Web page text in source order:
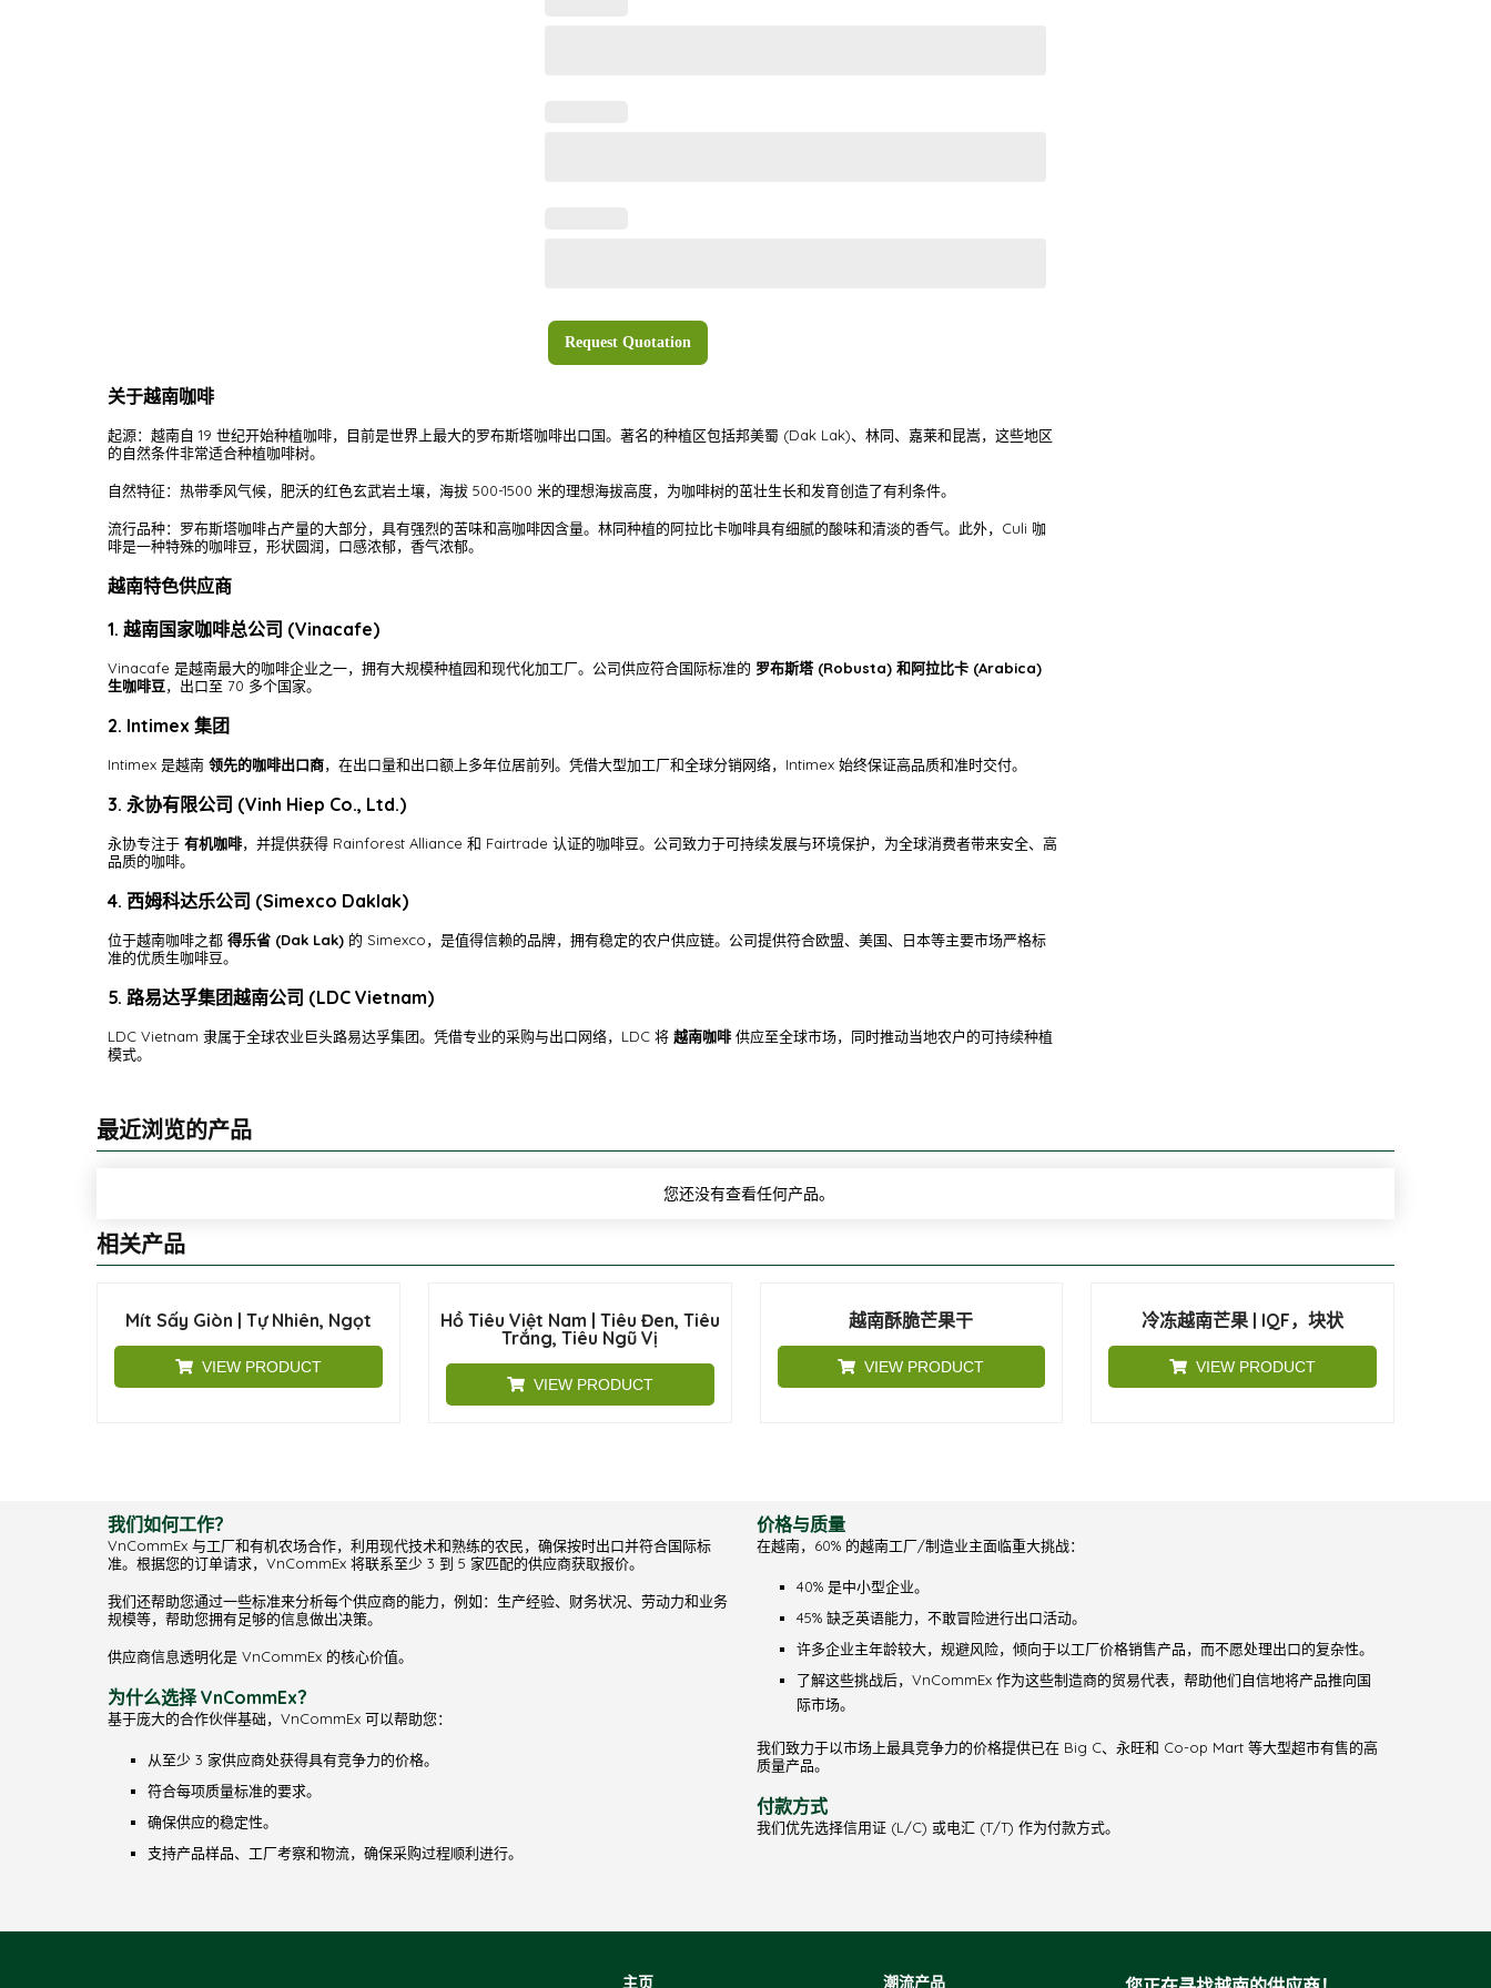
Request Quotation
关于越南咖啡
起源：越南自 19 世纪开始种植咖啡，目前是世界上最大的罗布斯塔咖啡出口国。著名的种植区包括邦美蜀 (Dak Lak)、林同、嘉莱和昆嵩，这些地区
的自然条件非常适合种植咖啡树。
自然特征：热带季风气候，肥沃的红色玄武岩土壤，海拔 500-1500 米的理想海拔高度，为咖啡树的茁壮生长和发育创造了有利条件。
流行品种：罗布斯塔咖啡占产量的大部分，具有强烈的苦味和高咖啡因含量。林同种植的阿拉比卡咖啡具有细腻的酸味和清淡的香气。此外，Culi 咖
啡是一种特殊的咖啡豆，形状圆润，口感浓郁，香气浓郁。
越南特色供应商
1. 越南国家咖啡总公司 (Vinacafe)
Vinacafe 是越南最大的咖啡企业之一，拥有大规模种植园和现代化加工厂。公司供应符合国际标准的 罗布斯塔 (Robusta) 和阿拉比卡 (Arabica)
生咖啡豆，出口至 70 多个国家。
2. Intimex 集团
Intimex 是越南 领先的咖啡出口商，在出口量和出口额上多年位居前列。凭借大型加工厂和全球分销网络，Intimex 始终保证高品质和准时交付。
3. 永协有限公司 (Vinh Hiep Co., Ltd.)
永协专注于 有机咖啡，并提供获得 Rainforest Alliance 和 Fairtrade 认证的咖啡豆。公司致力于可持续发展与环境保护，为全球消费者带来安全、高
品质的咖啡。
4. 西姆科达乐公司 (Simexco Daklak)
位于越南咖啡之都 得乐省 (Dak Lak) 的 Simexco，是值得信赖的品牌，拥有稳定的农户供应链。公司提供符合欧盟、美国、日本等主要市场严格标
准的优质生咖啡豆。
5. 路易达孚集团越南公司 (LDC Vietnam)
LDC Vietnam 隶属于全球农业巨头路易达孚集团。凭借专业的采购与出口网络，LDC 将 越南咖啡 供应至全球市场，同时推动当地农户的可持续种植
模式。
最近浏览的产品
您还没有查看任何产品。
相关产品
Mít Sấy Giòn | Tự Nhiên, Ngọt
VIEW PRODUCT
Hồ Tiêu Việt Nam | Tiêu Đen, Tiêu
Trắng, Tiêu Ngũ Vị
VIEW PRODUCT
越南酥脆芒果干
VIEW PRODUCT
冷冻越南芒果 | IQF，块状
VIEW PRODUCT
我们如何工作？
VnCommEx 与工厂和有机农场合作，利用现代技术和熟练的农民，确保按时出口并符合国际标
准。根据您的订单请求，VnCommEx 将联系至少 3 到 5 家匹配的供应商获取报价。
我们还帮助您通过一些标准来分析每个供应商的能力，例如：生产经验、财务状况、劳动力和业务
规模等，帮助您拥有足够的信息做出决策。
供应商信息透明化是 VnCommEx 的核心价值。
为什么选择 VnCommEx？
基于庞大的合作伙伴基础，VnCommEx 可以帮助您：
从至少 3 家供应商处获得具有竞争力的价格。
符合每项质量标准的要求。
确保供应的稳定性。
支持产品样品、工厂考察和物流，确保采购过程顺利进行。
价格与质量
在越南，60% 的越南工厂/制造业主面临重大挑战：
40% 是中小型企业。
45% 缺乏英语能力，不敢冒险进行出口活动。
许多企业主年龄较大，规避风险，倾向于以工厂价格销售产品，而不愿处理出口的复杂性。
了解这些挑战后，VnCommEx 作为这些制造商的贸易代表，帮助他们自信地将产品推向国
际市场。
我们致力于以市场上最具竞争力的价格提供已在 Big C、永旺和 Co-op Mart 等大型超市有售的高
质量产品。
付款方式
我们优先选择信用证 (L/C) 或电汇 (T/T) 作为付款方式。
主页 潮流产品